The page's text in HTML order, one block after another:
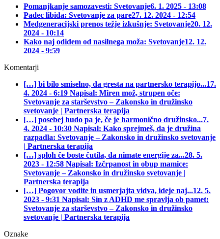
Pomanjkanje samozavesti: Svetovanje6. 1. 2025 - 13:08
Padec libida: Svetovanje za pare27. 12. 2024 - 12:54
Medgeneracijski prenos težje izkušnje: Svetovanje20. 12.
2024 - 10:14
Kako naj odidem od nasilnega moža: Svetovanje12. 12.
2024 - 9:59
Komentarji
[…] bi bilo smiselno, da gresta na partnersko terapijo...17.
4. 2024 - 6:19 Napisal: Miren mož, strupen oče:
Svetovanje za starševstvo – Zakonsko in družinsko
svetovanje | Partnerska terapija
[…] posebej hudo pa je, če je harmonično družinsko...7.
4. 2024 - 10:30 Napisal: Kako sprejmeš, da je družina
razpadla: Svetovanje – Zakonsko in družinsko svetovanje
| Partnerska terapija
[…] sploh če boste čutila, da nimate energije za...28. 5.
2023 - 12:58 Napisal: Izčrpanost in obup mamice:
Svetovanje – Zakonsko in družinsko svetovanje |
Partnerska terapija
[…] Pogovor vodite in usmerjajta vidva, ideje naj...12. 5.
2023 - 9:31 Napisal: Sin z ADHD me spravlja ob pamet:
Svetovanje za starševstvo – Zakonsko in družinsko
svetovanje | Partnerska terapija
Oznake